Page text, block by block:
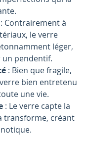
: Contrairement à
le verre
léger,
pendentif.
: Bien que fragile,
bien entretenu
une vie.
: Le verre capte la
transforme, créant